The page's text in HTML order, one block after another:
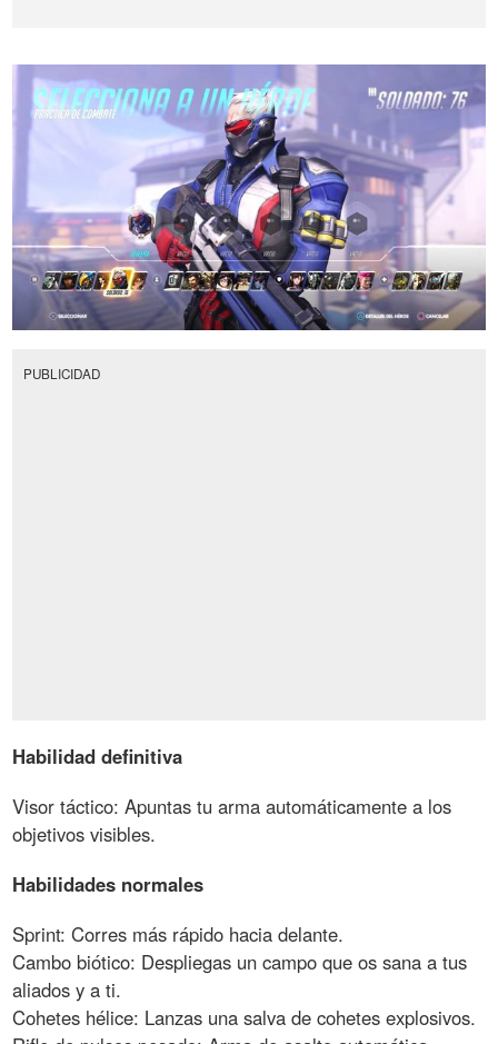
PUBLICIDAD
Habilidad definitiva
Visor táctico: Apuntas tu arma automáticamente a los
objetivos visibles.
Habilidades normales
Sprint: Corres más rápido hacia delante.
Cambo biótico: Despliegas un campo que os sana a tus
aliados y a ti.
Cohetes hélice: Lanzas una salva de cohetes explosivos.